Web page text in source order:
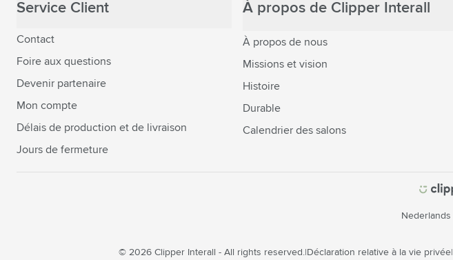
Service Client
Contact
Foire aux questions
Devenir partenaire
Mon compte
Délais de production et de livraison
Jours de fermeture
À propos de Clipper Interall
À propos de nous
Missions et vision
Histoire
Durable
Calendrier des salons
Nederlands
© 2026 Clipper Interall - All rights reserved. Déclaration relative à la vie privée